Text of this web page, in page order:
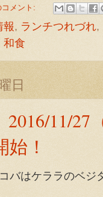
メント:
報, ランチつれづれ,
和食
日
2016/11/
！
バはケララのベジ